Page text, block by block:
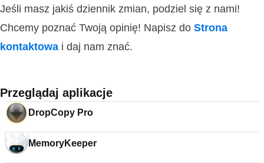
Jeśli masz jakiś dziennik zmian, podziel się z nami!
Chcemy poznać Twoją opinię! Napisz do Strona
kontaktowa i daj nam znać.
Przeglądaj aplikacje
DropCopy Pro
MemoryKeeper